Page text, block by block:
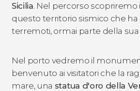
Sicilia. Nel percorso scopriremo
questo territorio sismico che ha
terremoti, ormai parte della sua
Nel porto vedremo il
benvenuto ai visitatori che la
mare, una statua d'oro della